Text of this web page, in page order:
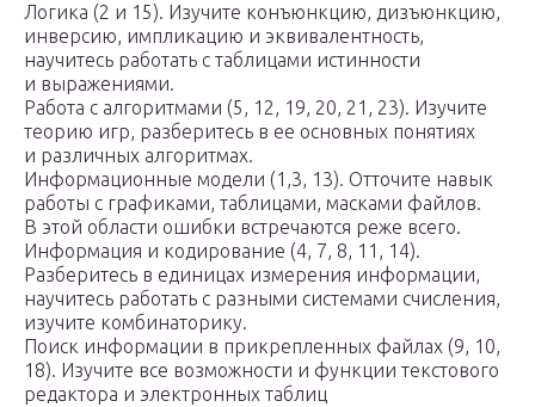
Логика (2 и 15). Изучите конъюнкцию, дизъюнкцию,
инверсию, импликацию и эквивалентность,
научитесь работать с таблицами истинности
и выражениями.
Работа с алгоритмами (5, 12, 19, 20, 21, 23). Изучите
теорию игр, разберитесь в ее основных понятиях
и различных алгоритмах.
Информационные модели (1,3, 13). Отточите навык
работы с графиками, таблицами, масками файлов.
В этой области ошибки встречаются реже всего.
Информация и кодирование (4, 7, 8, 11, 14).
Разберитесь в единицах измерения информации,
научитесь работать с разными системами счисления,
изучите комбинаторику.
Поиск информации в прикрепленных файлах (9, 10,
18). Изучите все возможности и функции текстового
редактора и электронных таблиц